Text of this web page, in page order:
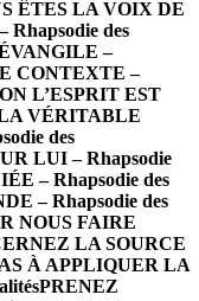
ÊTES LA VOIX DE
des
–
CONTEXTE –
L’ESPRIT EST
VÉRITABLE
des
LUI – Rhapsodie
– Rhapsodie des
– Rhapsodie des
NOUS FAIRE
LA SOURCE
À APPLIQUER LA
PRENEZ